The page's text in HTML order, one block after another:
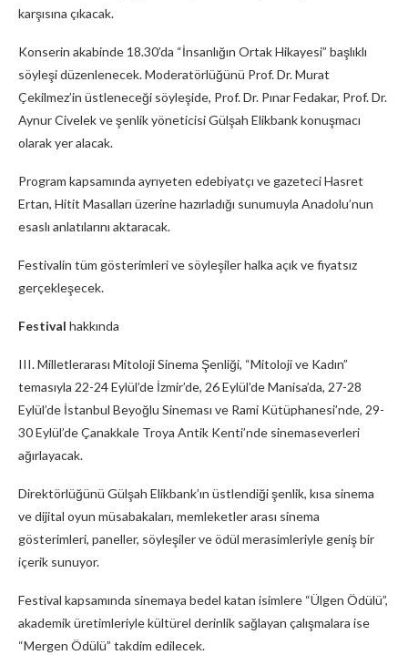
karşısına çıkacak.
Konserin akabinde 18.30’da “İnsanlığın Ortak Hikayesi” başlıklı
söyleşi düzenlenecek. Moderatörlüğünü Prof. Dr. Murat
Çekilmez’in üstleneceği söyleşide, Prof. Dr. Pınar Fedakar, Prof. Dr.
Aynur Civelek ve şenlik yöneticisi Gülşah Elikbank konuşmacı
olarak yer alacak.
Program kapsamında ayrıyeten edebiyatçı ve gazeteci Hasret
Ertan, Hitit Masalları üzerine hazırladığı sunumuyla Anadolu’nun
esaslı anlatılarını aktaracak.
Festivalin tüm gösterimleri ve söyleşiler halka açık ve fiyatsız
gerçekleşecek.
Festival hakkında
III. Milletlerarası Mitoloji Sinema Şenliği, “Mitoloji ve Kadın”
temasıyla 22-24 Eylül’de İzmir’de, 26 Eylül’de Manisa’da, 27-28
Eylül’de İstanbul Beyoğlu Sineması ve Rami Kütüphanesi’nde, 29-
30 Eylül’de Çanakkale Troya Antik Kenti’nde sinemaseverleri
ağırlayacak.
Direktörlüğünü Gülşah Elikbank’ın üstlendiği şenlik, kısa sinema
ve dijital oyun müsabakaları, memleketler arası sinema
gösterimleri, paneller, söyleşiler ve ödül merasimleriyle geniş bir
içerik sunuyor.
Festival kapsamında sinemaya bedel katan isimlere “Ülgen Ödülü”,
akademik üretimleriyle kültürel derinlik sağlayan çalışmalara ise
“Mergen Ödülü” takdim edilecek.